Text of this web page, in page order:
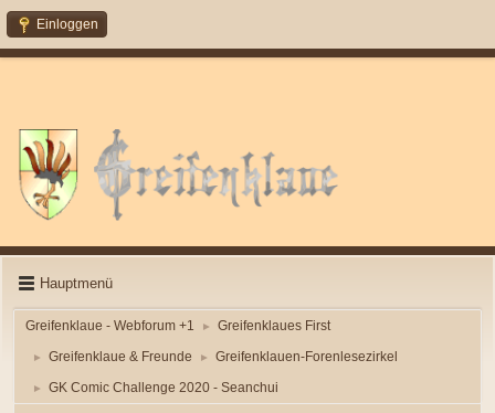
Einloggen
Hauptmenü
Greifenklaue - Webforum +1 ► Greifenklaues First
► Greifenklaue & Freunde ► Greifenklauen-Forenlesezirkel
► GK Comic Challenge 2020 - Seanchui